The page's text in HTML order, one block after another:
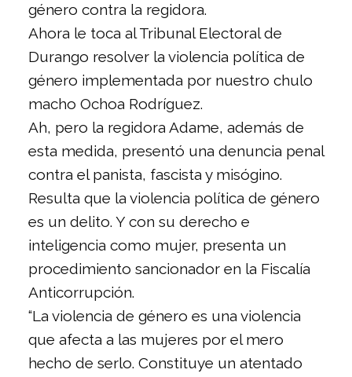
género contra la regidora.
Ahora le toca al Tribunal Electoral de
Durango resolver la violencia política de
género implementada por nuestro chulo
macho Ochoa Rodríguez.
Ah, pero la regidora Adame, además de
esta medida, presentó una denuncia penal
contra el panista, fascista y misógino.
Resulta que la violencia política de género
es un delito. Y con su derecho e
inteligencia como mujer, presenta un
procedimiento sancionador en la Fiscalía
Anticorrupción.
“La violencia de género es una violencia
que afecta a las mujeres por el mero
hecho de serlo. Constituye un atentado